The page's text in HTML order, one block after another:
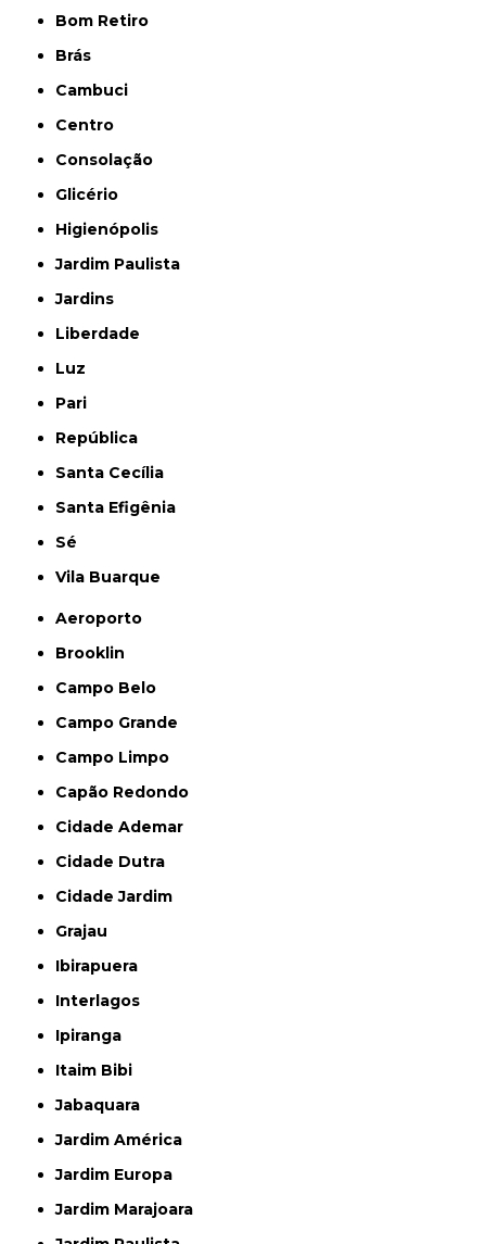
Bom Retiro
Brás
Cambuci
Centro
Consolação
Glicério
Higienópolis
Jardim Paulista
Jardins
Liberdade
Luz
Pari
República
Santa Cecília
Santa Efigênia
Sé
Vila Buarque
Aeroporto
Brooklin
Campo Belo
Campo Grande
Campo Limpo
Capão Redondo
Cidade Ademar
Cidade Dutra
Cidade Jardim
Grajau
Ibirapuera
Interlagos
Ipiranga
Itaim Bibi
Jabaquara
Jardim América
Jardim Europa
Jardim Marajoara